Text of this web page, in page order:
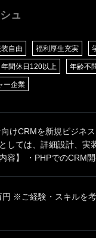
ュ
装自由 福利厚生充実
年間休日120以上 年齢不
ー企業
向けCRMを新規ビジネ
しては、詳細設計、実
容】 ・PHPでのCRM
※ご経験・スキルを